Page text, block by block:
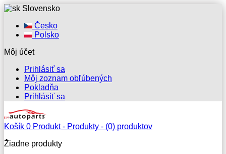
Slovensko
Česko
Polsko
Môj účet
Prihlásiť sa
Môj zoznam obľúbených
Pokladňa
Prihlásiť sa
Košík 0 Produkt - Produkty - (0) produktov
Žiadne produkty